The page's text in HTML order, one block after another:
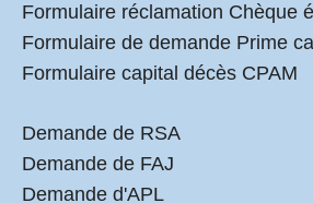
Formulaire réclamation Chèque
Formulaire de demande Prime
Formulaire capital décès CPAM
Demande de RSA
Demande de FAJ
Demande d'APL